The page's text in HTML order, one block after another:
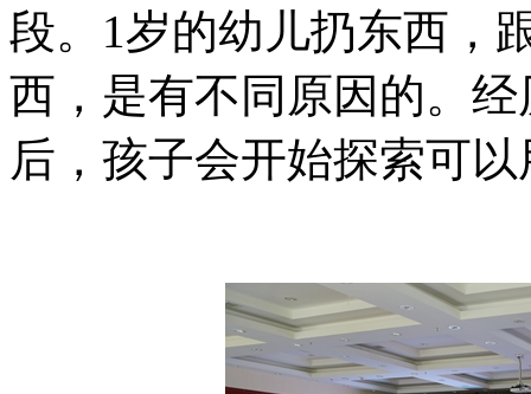
段。1岁的幼儿扔东西，
西，是有不同原因的。
后，孩子会开始探索可